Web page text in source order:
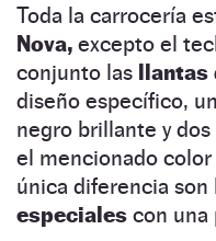
Toda la carrocería
Nova, excepto el
conjunto las llantas
diseño específico,
negro brillante y
el mencionado
única diferencia son
especiales con una